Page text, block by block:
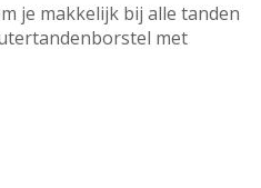
je makkelijk bij alle tanden
met